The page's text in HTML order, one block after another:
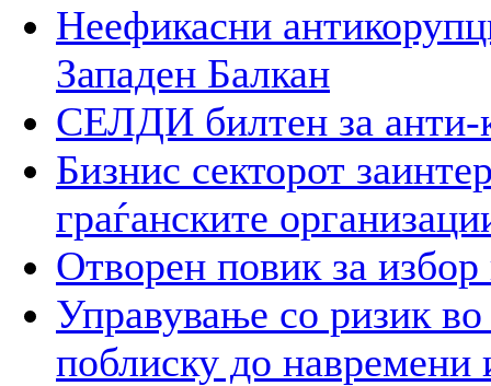
Неефикасни
Западен Балкан
СЕЛДИ билтен за анти-
Бизнис секторот
граѓанските
Отворен повик за избор
Управување со ризик
поблиску до навремени